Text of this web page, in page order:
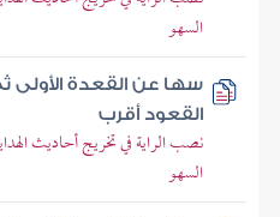
السهو
سها عن القعدة الأولى
القعود أقرب
نصب الراية في تخريج أحاديث
السهو